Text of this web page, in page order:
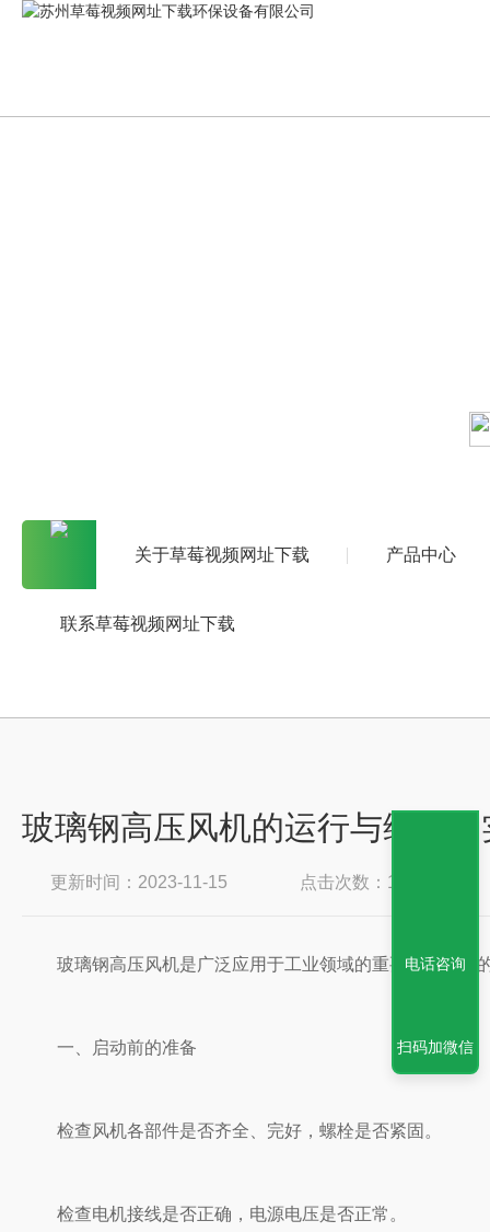
关于草莓视频网址下载 产品中心
联系草莓视频网址下载
玻璃钢高压风机的运行与维护
更新时间：2023-11-15 点击次数：1039
玻璃钢高压风机是广泛应用于工业领域的重要设备，它的
一、启动前的准备
检查风机各部件是否齐全、完好，螺栓是否紧固。
检查电机接线是否正确，电源电压是否正常。
电话咨询
扫码加微信